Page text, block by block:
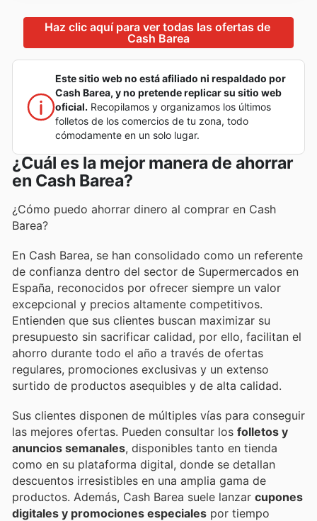
Haz clic aquí para ver todas las ofertas de
Cash Barea
Este sitio web no está afiliado ni respaldado por
Cash Barea, y no pretende replicar su sitio web
oficial. Recopilamos y organizamos los últimos
folletos de los comercios de tu zona, todo
cómodamente en un solo lugar.
¿Cuál es la mejor manera de ahorrar
en Cash Barea?
¿Cómo puedo ahorrar dinero al comprar en Cash
Barea?
En Cash Barea, se han consolidado como un referente
de confianza dentro del sector de Supermercados en
España, reconocidos por ofrecer siempre un valor
excepcional y precios altamente competitivos.
Entienden que sus clientes buscan maximizar su
presupuesto sin sacrificar calidad, por ello, facilitan el
ahorro durante todo el año a través de ofertas
regulares, promociones exclusivas y un extenso
surtido de productos asequibles y de alta calidad.
Sus clientes disponen de múltiples vías para conseguir
las mejores ofertas. Pueden consultar los folletos y
anuncios semanales, disponibles tanto en tienda
como en su plataforma digital, donde se detallan
descuentos irresistibles en una amplia gama de
productos. Además, Cash Barea suele lanzar cupones
digitales y promociones especiales por tiempo